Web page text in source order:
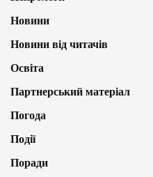
Новини
Новини від читачів
Освіта
Партнерський матеріал
Погода
Події
Поради